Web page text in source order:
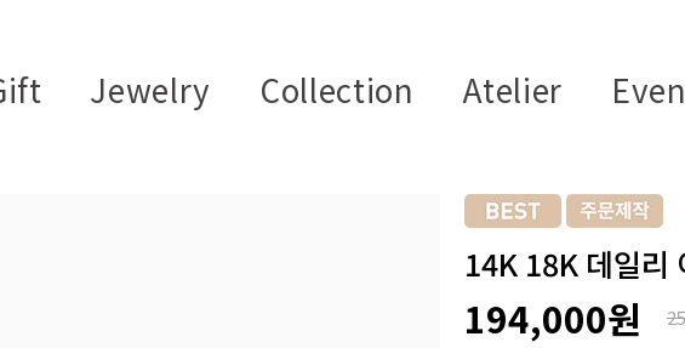
Jewelry Collection Atelier
14K 18K 데일리
194,000원